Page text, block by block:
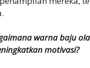
warna baju
motivasi?